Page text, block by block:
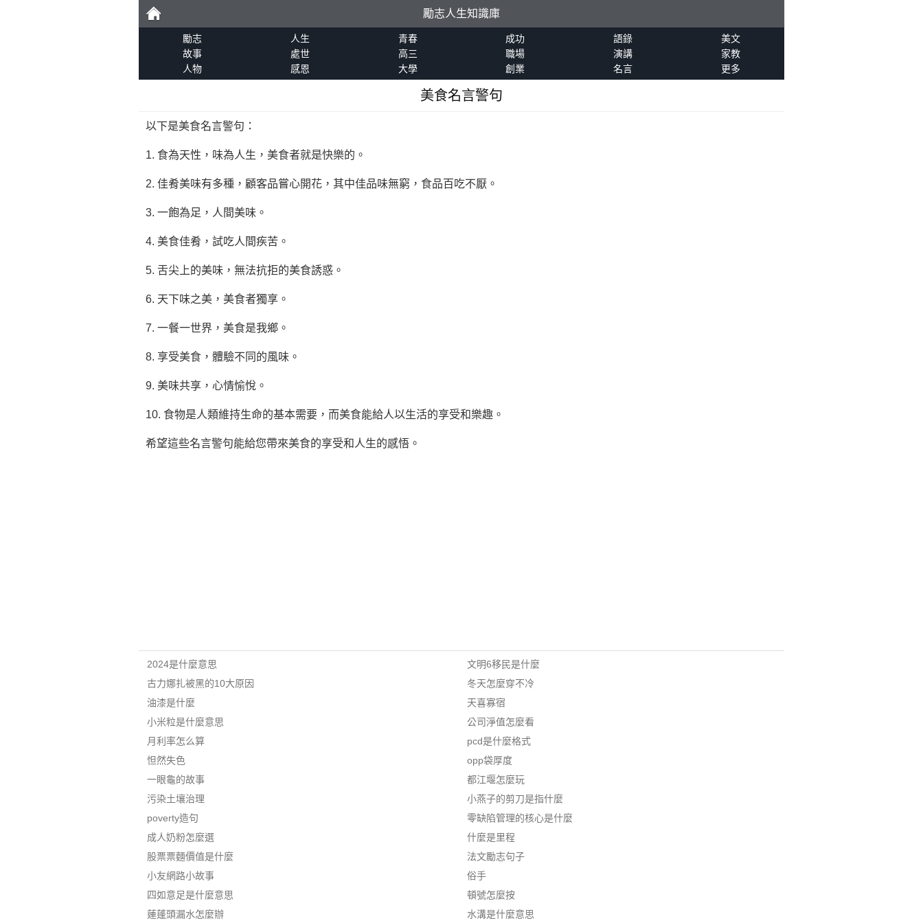
勵
勵志人生知識庫
勵志 人生 青春 成功 語錄
美文
故事
處世 高三 職場 演講
家教
人物
感恩 大學 創業 名言 更多
美食名言警句
以下是美食名言警句：
1. 食為天性，味為人生，美食者就是快樂的。
2. 佳肴美味有多種，顧客品嘗心開花，其中佳品味無窮，食品百吃不厭。
3. 一飽為足，人間美味。
4. 美食佳肴，試吃人間疾苦。
5. 舌尖上的美味，無法抗拒的美食誘惑。
6. 天下味之美，美食者獨享。
7. 一餐一世界，美食是我鄉。
8. 享受美食，體驗不同的風味。
9. 美味共享，心情愉悅。
10. 食物是人類維持生命的基本需要，而美食能給人以生活的享受和樂趣。
希望這些名言警句能給您帶來美食的享受和人生的感悟。
2024是什麼意思
古力娜扎被黑的10大原因
油漆是什麼
小米粒是什麼意思
月利率怎么算
怛然失色
一眼龜的故事
污染土壤治理
poverty造句
成人奶粉怎麼選
股票票麵價值是什麼
小友網路小故事
四如意足是什麼意思
蓮蓬頭漏水怎麼辦
文明6移民是什麼
冬天怎麼穿不冷
天喜寡宿
公司淨值怎麼看
pcd是什麼格式
opp袋厚度
都江堰怎麼玩
小燕子的剪刀是指什麼
零缺陷管理的核心是什麼
什麼是里程
法文勵志句子
俗手
頓號怎麼按
水溝是什麼意思